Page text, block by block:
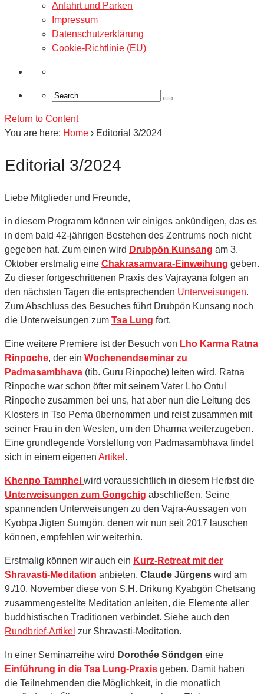
Anfahrt und Parken
Impressum
Datenschutzerklärung
Cookie-Richtlinie (EU)
Return to Content
You are here: Home › Editorial 3/2024
Editorial 3/2024
Liebe Mitglieder und Freunde,
in diesem Programm können wir einiges ankündigen, das es
in dem bald 42-jährigen Bestehen des Zentrums noch nicht
gegeben hat. Zum einen wird Drubpön Kunsang am 3.
Oktober erstmalig eine Chakrasamvara-Einweihung geben.
Zu dieser fortgeschrittenen Praxis des Vajrayana folgen an
den nächsten Tagen die entsprechenden Unterweisungen.
Zum Abschluss des Besuches führt Drubpön Kunsang noch
die Unterweisungen zum Tsa Lung fort.
Eine weitere Premiere ist der Besuch von Lho Karma Ratna
Rinpoche, der ein Wochenendseminar zu
Padmasambhava (tib. Guru Rinpoche) leiten wird. Ratna
Rinpoche war schon öfter mit seinem Vater Lho Ontul
Rinpoche zusammen bei uns, hat aber nun die Leitung des
Klosters in Tso Pema übernommen und reist zusammen mit
seiner Frau in den Westen, um den Dharma weiterzugeben.
Eine grundlegende Vorstellung von Padmasambhava findet
sich in einem eigenen Artikel .
Khenpo Tamphel wird voraussichtlich in diesem Herbst die
Unterweisungen zum Gongchig abschließen. Seine
spannenden Unterweisungen zu den Vajra-Aussagen von
Kyobpa Jigten Sumgön, denen wir nun seit 2017 lauschen
können, empfehlen wir weiterhin.
Erstmalig können wir auch ein Kurz-Retreat mit der
Shravasti-Meditation anbieten. Claude Jürgens wird am
9./10. November diese von S.H. Drikung Kyabgön Chetsang
zusammengestellte Meditation anleiten, die Elemente aller
buddhistischen Traditionen verbindet. Siehe auch den
Rundbrief-Artikel zur Shravasti-Meditation.
In einer Seminarreihe wird Dorothée Söndgen eine
Einführung in die Tsa Lung-Praxis geben. Damit haben
die Teilnehmenden die Möglichkeit, in die monatlich